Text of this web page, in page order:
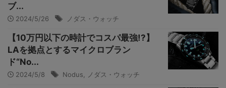
ブ...
2024/5/26 ノダス・ウォッチ
【10万円以下の時計でコスパ最強!?】
LAを拠点とするマイクロブラン
ド“No...
2024/5/8 Nodus ノダス・ウォッチ